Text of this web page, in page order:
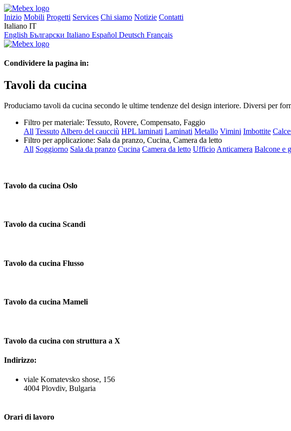
Inizio Mobili Progetti Services Chi siamo Notizie Contatti
Italiano IT
English Български Italiano Español Deutsch Français
Condividere la pagina in:
Tavoli da cucina
Produciamo tavoli da cucina secondo le ultime tendenze del design interiore. Diversi per
Filtro per materiale: Tessuto, Rovere, Compensato, Faggio
All TessutoAlbero del caucciù HPL laminati Laminati Metallo Vimini Imbottite
Filtro per applicazione: Sala da pranzo, Cucina, Camera da letto
All Soggiorno Sala da pranzo Cucina Camera da letto UfficioAnticamera Balcone e
Tavolo da cucina Oslo
Tavolo da cucina Scandi
Tavolo da cucina Flusso
Tavolo da cucina Mameli
Tavolo da cucina con struttura a X
Indirizzo:
viale Komatevsko shose, 156
4004 Plovdiv, Bulgaria
Orari di lavoro